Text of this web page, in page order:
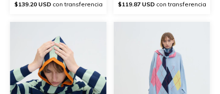
$139.20 USDcon transferencia $119.87 USDcon transferencia